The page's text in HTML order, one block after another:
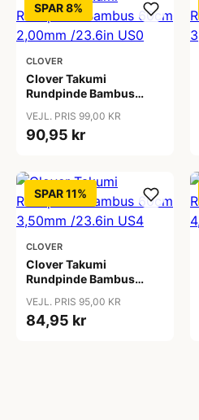
SPAR 8%
CLOVER
Clover Takumi
Rundpinde Bambus
US0
VEJL. PRIS 99,00 KR
90,95 kr
SPAR 11%
CLOVER
Clover Takumi
Rundpinde Bambus
US4
VEJL. PRIS 95,00 KR
84,95 kr